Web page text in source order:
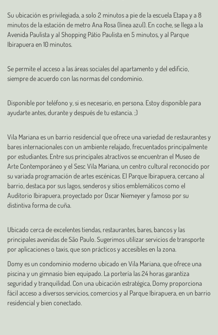
Su ubicación es privilegiada, a solo 2 minutos a pie de la escuela Etapa y a 8
minutos de la estación de metro Ana Rosa (línea azul). En coche, se llega a la
Avenida Paulista y al Shopping Pátio Paulista en 5 minutos, y al Parque
Ibirapuera en 10 minutos.
Se permite el acceso a las áreas sociales del apartamento y del edificio,
siempre de acuerdo con las normas del condominio.
Disponible por teléfono y, si es necesario, en persona. Estoy disponible para
ayudarte antes, durante y después de tu estancia. ;)
Vila Mariana es un barrio residencial que ofrece una variedad de restaurantes y
bares internacionales con un ambiente relajado, frecuentados principalmente
por estudiantes. Entre sus principales atractivos se encuentran el Museo de
Arte Contemporáneo y el Sesc Vila Mariana, un centro cultural reconocido por
su variada programación de artes escénicas. El Parque Ibirapuera, cercano al
barrio, destaca por sus lagos, senderos y sitios emblemáticos como el
Auditorio Ibirapuera, proyectado por Oscar Niemeyer y famoso por su
distintiva forma de cuña.
Ubicado cerca de excelentes tiendas, restaurantes, bares, bancos y las
principales avenidas de São Paulo. Sugerimos utilizar servicios de transporte
por aplicaciones o taxis, que son prácticos y accesibles en la zona.
Domy es un condominio moderno ubicado en Vila Mariana, que ofrece una
piscina y un gimnasio bien equipado. La portería las 24 horas garantiza
seguridad y tranquilidad. Con una ubicación estratégica, Domy proporciona
fácil acceso a diversos servicios, comercios y al Parque Ibirapuera, en un barrio
residencial y bien conectado.